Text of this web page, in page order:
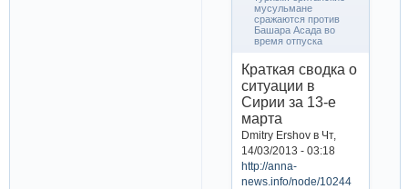
мусульмане
сражаются против
Башара Асада во
время отпуска
Краткая сводка о
ситуации в
Сирии за 13-е
марта
Dmitry Ershov в Чт,
14/03/2013 - 03:18
http://anna-
news.info/node/10244